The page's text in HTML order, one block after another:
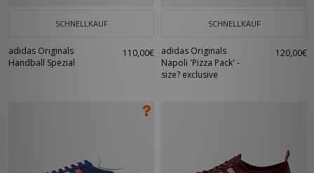
SCHNELLKAUF
adidas Originals
Handball Spezial
110,00€
SCHNELLKAUF
adidas Originals
Napoli 'Pizza Pack' -
size? exclusive
120,00€